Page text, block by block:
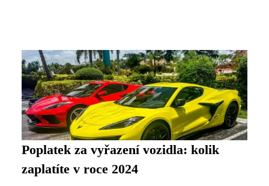
Poplatek za vyřazení vozidla: kolik
zaplatíte v roce 2024